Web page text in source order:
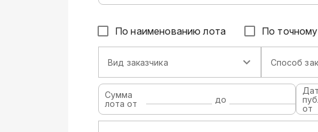
По наименованию лота По
Вид заказчика Способ
Сумма
лота от
до
от